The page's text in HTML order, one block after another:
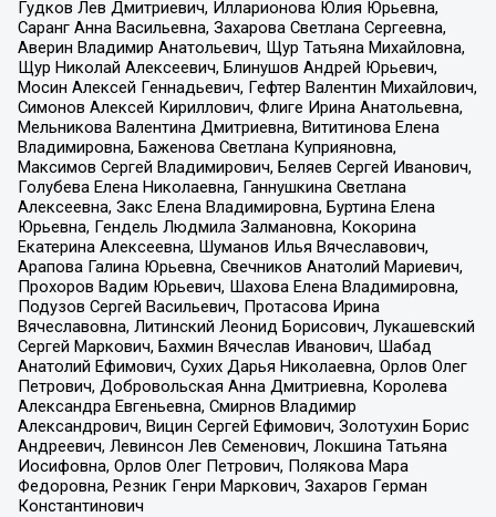
Гудков Лев Дмитриевич, Илларионова Юлия Юрьевна,
Саранг Анна Васильевна, Захарова Светлана Сергеевна,
Аверин Владимир Анатольевич, Щур Татьяна Михайловна,
Щур Николай Алексеевич, Блинушов Андрей Юрьевич,
Мосин Алексей Геннадьевич, Гефтер Валентин Михайлович,
Симонов Алексей Кириллович, Флиге Ирина Анатольевна,
Мельникова Валентина Дмитриевна, Вититинова Елена
Владимировна, Баженова Светлана Куприяновна,
Максимов Сергей Владимирович, Беляев Сергей Иванович,
Голубева Елена Николаевна, Ганнушкина Светлана
Алексеевна, Закс Елена Владимировна, Буртина Елена
Юрьевна, Гендель Людмила Залмановна, Кокорина
Екатерина Алексеевна, Шуманов Илья Вячеславович,
Арапова Галина Юрьевна, Свечников Анатолий Мариевич,
Прохоров Вадим Юрьевич, Шахова Елена Владимировна,
Подузов Сергей Васильевич, Протасова Ирина
Вячеславовна, Литинский Леонид Борисович, Лукашевский
Сергей Маркович, Бахмин Вячеслав Иванович, Шабад
Анатолий Ефимович, Сухих Дарья Николаевна, Орлов Олег
Петрович, Добровольская Анна Дмитриевна, Королева
Александра Евгеньевна, Смирнов Владимир
Александрович, Вицин Сергей Ефимович, Золотухин Борис
Андреевич, Левинсон Лев Семенович, Локшина Татьяна
Иосифовна, Орлов Олег Петрович, Полякова Мара
Федоровна, Резник Генри Маркович, Захаров Герман
Константинович